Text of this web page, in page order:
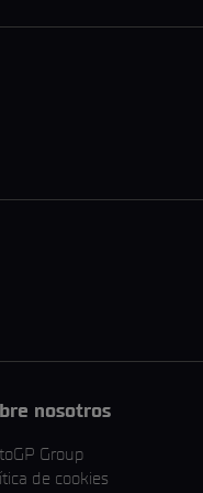
nosotros
Group
de cookies